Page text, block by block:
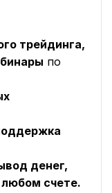
трейдинга,
по
денег,
счете.